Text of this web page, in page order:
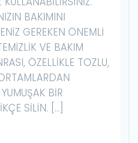
BAKIMINI
GEREKEN ÖNEMLI
VE BAKIM
ÖZELLIKLE TOZLU,
BIR
SILIN. […]